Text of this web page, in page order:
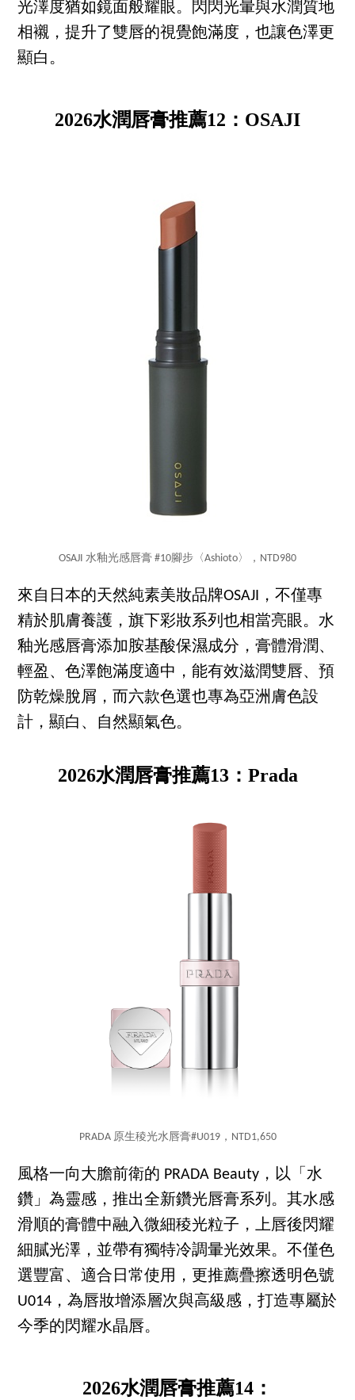
光澤度猶如鏡面般耀眼。閃閃光暈與水潤質地
相襯，提升了雙唇的視覺飽滿度，也讓色澤更
顯白。
2026水潤唇膏推薦12：OSAJI
OSAJI 水釉光感唇膏 #10腳步〈Ashioto〉，NTD980
來自日本的天然純素美妝品牌OSAJI，不僅專
精於肌膚養護，旗下彩妝系列也相當亮眼。水
釉光感唇膏添加胺基酸保濕成分，膏體滑潤、
輕盈、色澤飽滿度適中，能有效滋潤雙唇、預
防乾燥脫屑，而六款色選也專為亞洲膚色設
計，顯白、自然顯氣色。
2026水潤唇膏推薦13：Prada
PRADA 原生稜光水唇膏#U019，NTD1,650
風格一向大膽前衛的 PRADA Beauty，以「水
鑽」為靈感，推出全新鑽光唇膏系列。其水感
滑順的膏體中融入微細稜光粒子，上唇後閃耀
細膩光澤，並帶有獨特冷調暈光效果。不僅色
選豐富、適合日常使用，更推薦疊擦透明色號
U014，為唇妝增添層次與高級感，打造專屬於
今季的閃耀水晶唇。
2026水潤唇膏推薦14：